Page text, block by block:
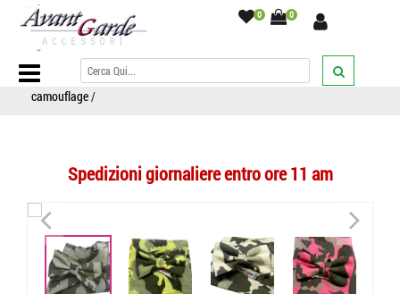
0 0
Home Page/PAPILLON/Completi Pochette Taschino/Papillon
uomo mimetico e pochette da taschino abbinata completo
camouflage/
Spedizioni giornaliere entro ore 11 am
< >